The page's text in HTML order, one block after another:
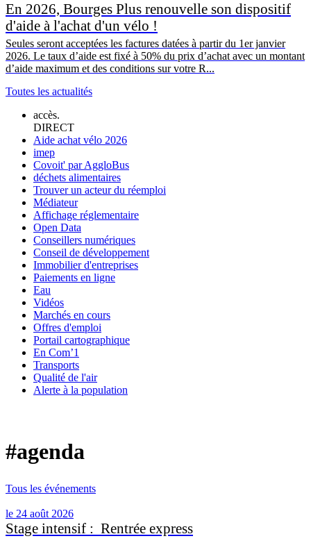
En 2026, Bourges Plus renouvelle son dispositif
d'aide à l'achat d'un vélo !
Seules seront acceptées les factures datées à partir du 1er janvier
2026. Le taux d’aide est fixé à 50% du prix d’achat avec un montant
d’aide maximum et des conditions sur votre R...
Toutes les actualités
accès.
DIRECT
Aide achat vélo 2026
imep
Covoit' par AggloBus
déchets alimentaires
Trouver un acteur du réemploi
Médiateur
Affichage réglementaire
Open Data
Conseillers numériques
Conseil de développement
Immobilier d'entreprises
Paiements en ligne
Eau
Vidéos
Marchés en cours
Offres d'emploi
Portail cartographique
En Com’1
Transports
Qualité de l'air
Alerte à la population
#agenda
Tous les événements
le 24 août 2026
Stage intensif : Rentrée express